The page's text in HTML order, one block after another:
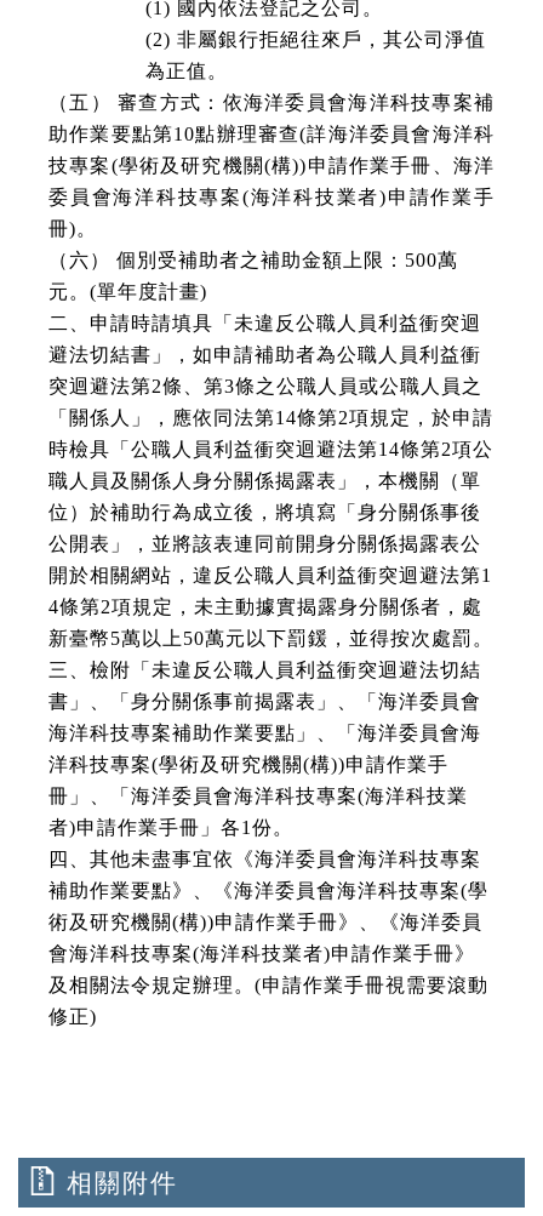
(1) 國內依法登記之公司。
(2) 非屬銀行拒絕往來戶，其公司淨值
為正值。
（五） 審查方式：依海洋委員會海洋科技專案補
助作業要點第10點辦理審查(詳海洋委員會海洋科
技專案(學術及研究機關(構))申請作業手冊、海洋
委員會海洋科技專案(海洋科技業者)申請作業手
冊)。
（六） 個別受補助者之補助金額上限：500萬
元。(單年度計畫)
二、申請時請填具「未違反公職人員利益衝突迴
避法切結書」，如申請補助者為公職人員利益衝
突迴避法第2條、第3條之公職人員或公職人員之
「關係人」，應依同法第14條第2項規定，於申請
時檢具「公職人員利益衝突迴避法第14條第2項公
職人員及關係人身分關係揭露表」，本機關（單
位）於補助行為成立後，將填寫「身分關係事後
公開表」，並將該表連同前開身分關係揭露表公
開於相關網站，違反公職人員利益衝突迴避法第1
4條第2項規定，未主動據實揭露身分關係者，處
新臺幣5萬以上50萬元以下罰鍰，並得按次處罰。
三、檢附「未違反公職人員利益衝突迴避法切結
書」、「身分關係事前揭露表」、「海洋委員會
海洋科技專案補助作業要點」、「海洋委員會海
洋科技專案(學術及研究機關(構))申請作業手
冊」、「海洋委員會海洋科技專案(海洋科技業
者)申請作業手冊」各1份。
四、其他未盡事宜依《海洋委員會海洋科技專案
補助作業要點》、《海洋委員會海洋科技專案(學
術及研究機關(構))申請作業手冊》、《海洋委員
會海洋科技專案(海洋科技業者)申請作業手冊》
及相關法令規定辦理。(申請作業手冊視需要滾動
修正)
相關附件